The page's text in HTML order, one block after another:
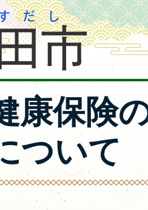
康保険
ついて